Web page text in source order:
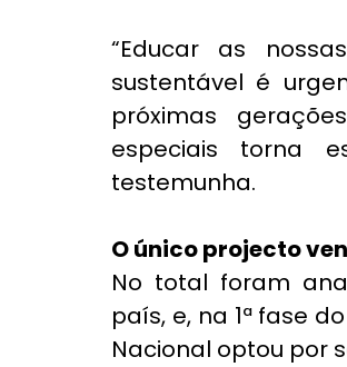
“Educar as
sustentável é
próximas
especiais torna
testemunha.
O único projecto
No total foram
país, e, na 1ª fase
Nacional optou por